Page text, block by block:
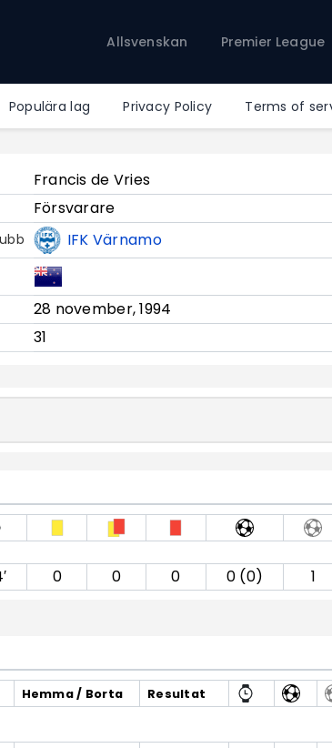
Allsvenskan Premier League
Populära lag Privacy Policy Terms of
Premier League
La Liga
Bundesliga
Ligue 1
Francis de Vries
Försvarare
IFK Värnamo
28 november, 1994
31
0 0 0 0 (0) 1
Hemma / Borta Resultat